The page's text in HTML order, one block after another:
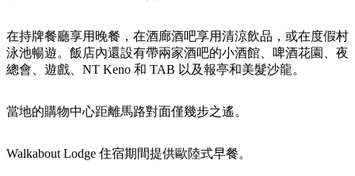
按
地
區
索
劃
您
的
行
劃
工
具
在持牌餐廳享用晚餐，在酒廊酒吧享用清涼飲品，或在度假村
泳池暢遊。飯店內還設有帶兩家酒吧的小酒館、啤酒花園、夜
總會、遊戲、NT Keno 和 TAB 以及報亭和美髮沙龍。
當地的購物中心距離馬路對面僅幾步之遙。
Walkabout Lodge 住宿期間提供歐陸式早餐。